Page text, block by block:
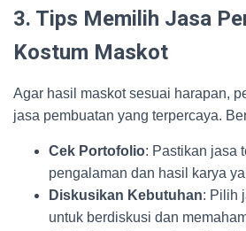
3. Tips Memilih Jasa
Kostum Maskot
Agar hasil maskot sesuai harapan,
jasa pembuatan yang terpercaya.
Cek Portofolio: Pastikan jasa
pengalaman dan hasil karya
Diskusikan Kebutuhan: Pilih
untuk berdiskusi dan